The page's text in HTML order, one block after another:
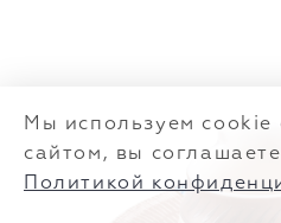
Мы используем cookie
сайтом, вы
Политикой